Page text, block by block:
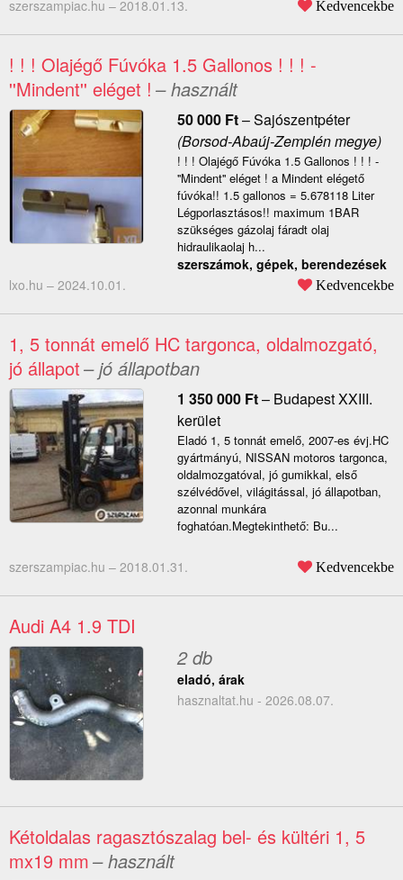
szerszampiac.hu – 2018.01.13. Kedvencekbe
! ! ! Olajégő Fúvóka 1.5 Gallonos ! ! ! -
''Mindent'' eléget ! – használt
50 000 Ft–Sajószentpéter
(Borsod-Abaúj-Zemplén megye)
! ! ! Olajégő Fúvóka 1.5 Gallonos ! ! ! -
''Mindent'' eléget ! a Mindent elégető
fúvóka!! 1.5 gallonos = 5.678118 Liter
Légporlasztásos!! maximum 1BAR
szükséges gázolaj fáradt olaj
hidraulikaolaj h...
szerszámok, gépek, berendezések
lxo.hu – 2024.10.01. Kedvencekbe
1, 5 tonnát emelő HC targonca, oldalmozgató,
jó állapot– jó állapotban
1 350 000 Ft– Budapest XXIII.
kerület
Eladó 1, 5 tonnát emelő, 2007-es évj.HC
gyártmányú, NISSAN motoros targonca,
oldalmozgatóval, jó gumikkal, első
szélvédővel, világitással, jó állapotban,
azonnal munkára
foghatóan.Megtekinthető: Bu...
szerszampiac.hu – 2018.01.31. Kedvencekbe
Audi A4 1.9 TDI
2 db
eladó, árak
hasznaltat.hu - 2026.08.07.
Kétoldalas ragasztószalag bel- és kültéri 1, 5
mx19 mm– használt